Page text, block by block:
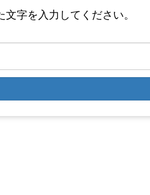
字を入力してください。